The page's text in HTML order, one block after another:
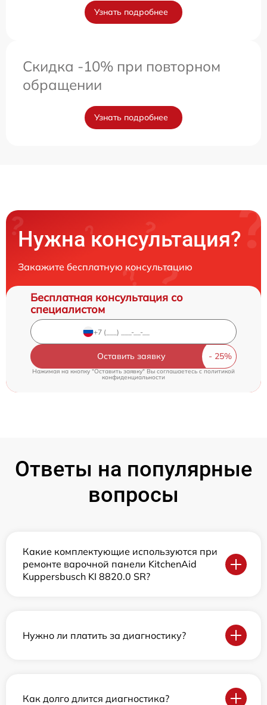
Узнать подробнее
Скидка -10% при повторном
обращении
Узнать подробнее
Нужна консультация?
Закажите бесплатную консультацию
Бесплатная консультация со
специалистом
Оставить заявку
Нажимая на кнопку "Оставить заявку" Вы соглашаетесь cполитикой
конфиденциальности
Ответы на популярные
вопросы
Какие комплектующие используются при
ремонте варочной панели KitchenAid
Kuppersbusch KI 8820.0 SR?
Нужно ли платить за диагностику?
Как долго длится диагностика?